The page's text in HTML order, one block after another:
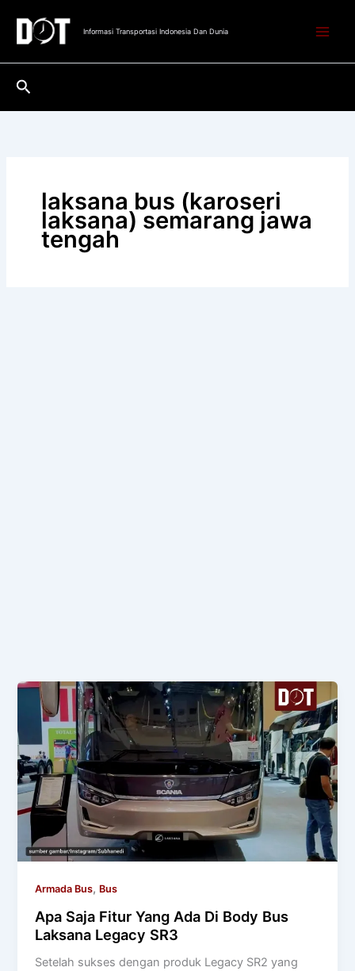
konten
Informasi Transportasi Indonesia Dan Dunia
Cari
laksana bus (karoseri
laksana) semarang jawa
tengah
Armada Bus, Bus
Apa Saja Fitur Yang Ada Di Body Bus
Laksana Legacy SR3
Setelah sukses dengan produk Legacy SR2 yang